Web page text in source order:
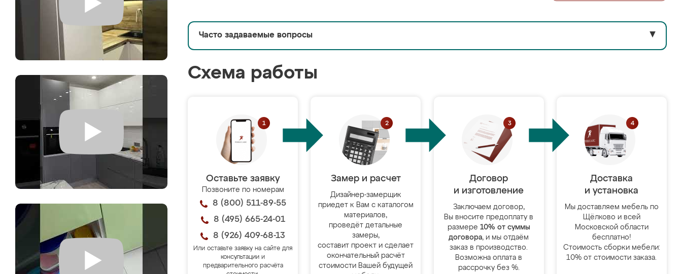
Часто задаваемые вопросы ▼
Схема работы
Оставьте заявку
Позвоните по номерам
8 (800) 511-89-55
8 (495) 665-24-01
8 (926) 409-68-13
Или оставьте заявку на сайте для
консультации и
предварительного расчёта
Замер и расчет
Дизайнер-замерщик
приедет к Вам с каталогом
материалов,
проведёт детальные
замеры,
составит проект и сделает
окончательный расчёт
стоимости Вашей будущей
Договор
и изготовление
Заключаем договор,
Вы вносите предоплату в
размере 10% от суммы
договора, и мы отдаём
заказ в производство.
Возможна оплата в
рассрочку без %.
Доставка
и установка
Мы доставляем мебель по
Щёлково и всей
Московской области
бесплатно!
Стоимость сборки мебели:
10% от стоимости заказа.